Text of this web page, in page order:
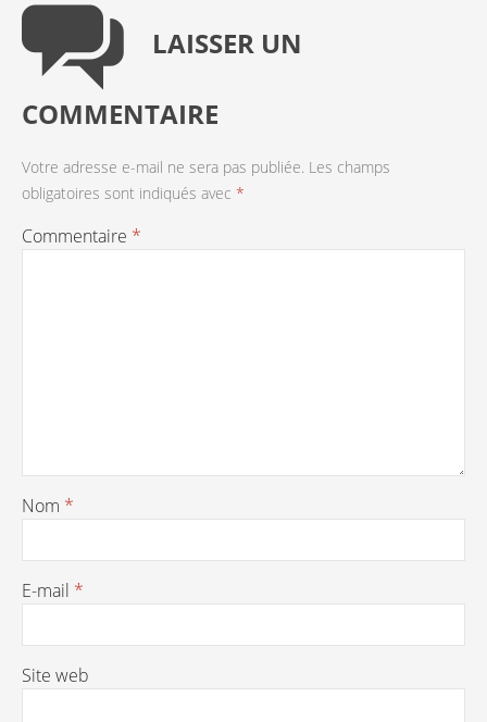
LAISSER UN
COMMENTAIRE
Votre adresse e-mail ne sera pas publiée. Les champs
obligatoires sont indiqués avec *
Commentaire *
Nom *
E-mail *
Site web